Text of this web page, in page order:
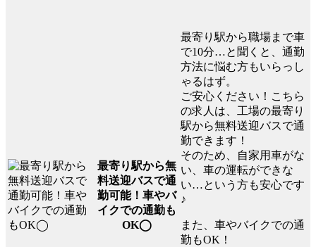
最寄り駅から無
料送迎バスで通
勤可能！車やバ
イクでの通勤も
OK◯
最寄り駅から職場まで車
で10分…と聞くと、通勤
方法に悩む方もいらっし
ゃるはず。
ご安心ください！こちら
の求人は、工場の最寄り
駅から無料送迎バスで通
勤できます！
そのため、自家用車がな
い、車の運転ができな
い…という方も安心です
♪
また、車やバイクでの通
勤もOK！